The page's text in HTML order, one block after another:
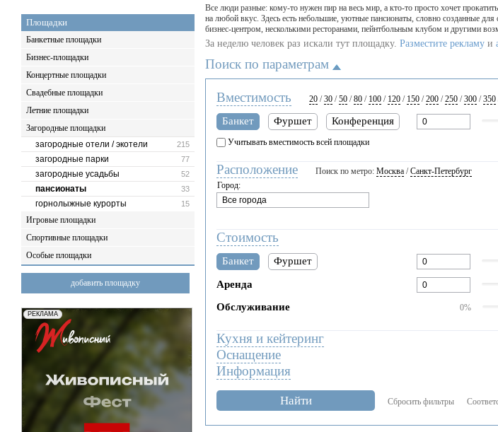
Площадки
Банкетные площадки
Бизнес-площадки
Концертные площадки
Свадебные площадки
Летние площадки
Загородные площадки
215
загородные отели / экотели
77
загородные парки
52
загородные усадьбы
33
пансионаты
15
горнолыжные курорты
Игровые площадки
Спортивные площадки
Особые площадки
добавить площадку
Все люди разные: кому-то нужен пир на весь мир, а кто-то просто хочет
на любой вкус. Здесь есть небольшие, уютные пансионаты, словно созданные
бизнес-центром, несколькими ресторанами, пейнтбольным клубом и другими
За неделю человек раз искали тут площадку. Разместите рекламу и
Поиск по параметрам
Вместимость 20 /30 /50 /80 / 100 / 120 / 150 /200 /250 /300 /350
Банкет Фуршет Конференция
Учитывать вместимость всей площадки
Расположение Поиск по метро: Москва /Санкт-Петербург
Город:
Стоимость
Банкет Фуршет
Аренда
Обслуживание 0%
Кухня и кейтеринг
Оснащение
Информация
Найти Сбросить фильтры